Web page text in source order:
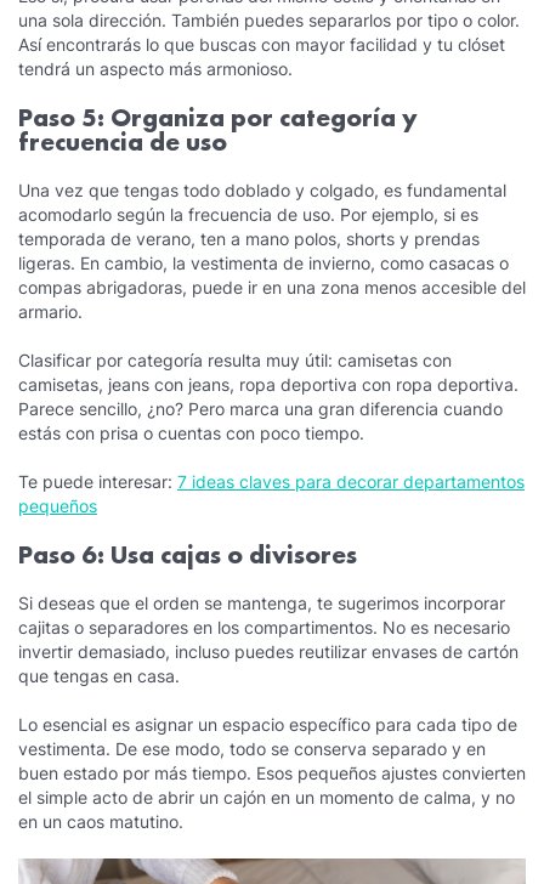
una sola dirección. También puedes separarlos por tipo o color.
Así encontrarás lo que buscas con mayor facilidad y tu clóset
tendrá un aspecto más armonioso.
Paso 5: Organiza por categoría y
frecuencia de uso
Una vez que tengas todo doblado y colgado, es fundamental
acomodarlo según la frecuencia de uso. Por ejemplo, si es
temporada de verano, ten a mano polos, shorts y prendas
ligeras. En cambio, la vestimenta de invierno, como casacas o
compas abrigadoras, puede ir en una zona menos accesible del
armario.
Clasificar por categoría resulta muy útil: camisetas con
camisetas, jeans con jeans, ropa deportiva con ropa deportiva.
Parece sencillo, ¿no? Pero marca una gran diferencia cuando
estás con prisa o cuentas con poco tiempo.
Te puede interesar: 7 ideas claves para decorar departamentos
pequeños
Paso 6: Usa cajas o divisores
Si deseas que el orden se mantenga, te sugerimos incorporar
cajitas o separadores en los compartimentos. No es necesario
invertir demasiado, incluso puedes reutilizar envases de cartón
que tengas en casa.
Lo esencial es asignar un espacio específico para cada tipo de
vestimenta. De ese modo, todo se conserva separado y en
buen estado por más tiempo. Esos pequeños ajustes convierten
el simple acto de abrir un cajón en un momento de calma, y no
en un caos matutino.